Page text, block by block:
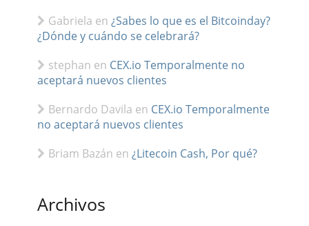
Gabriela en ¿Sabes lo que es el Bitcoinday?
¿Dónde y cuándo se celebrará?
stephan en CEX.io Temporalmente no
aceptará nuevos clientes
Bernardo Davila en CEX.io Temporalmente
no aceptará nuevos clientes
Briam Bazán en ¿Litecoin Cash, Por qué?
Archivos